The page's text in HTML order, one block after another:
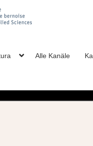
Alle Kanäle